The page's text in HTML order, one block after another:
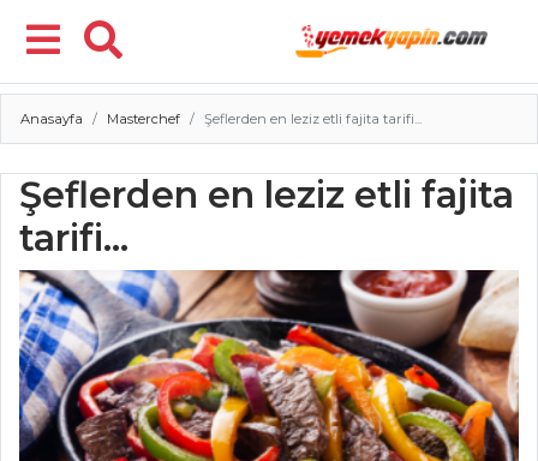
Menü
Anasayfa Masterchef Şeflerden en leziz etli fajita tarifi...
Şeflerden en leziz etli fajita
tarifi...